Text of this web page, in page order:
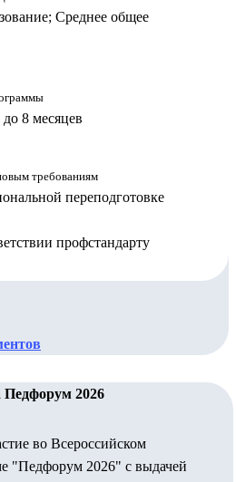
Среднее общее
до 8 месяцев
требованиям
переподготовке
профстандарту
Педфорум 2026
во Всероссийском
"Педфорум 2026" с выдачей